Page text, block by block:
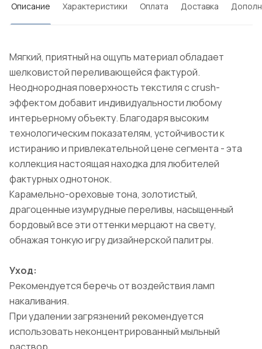
Описание Характеристики Оплата Доставка
Мягкий, приятный на ощупь материал обладает
шелковистой переливающейся фактурой.
Неоднородная поверхность текстиля с crush-
эффектом добавит индивидуальности любому
интерьерному объекту. Благодаря высоким
технологическим показателям, устойчивости к
истиранию и привлекательной цене сегмента - эта
коллекция настоящая находка для любителей
фактурных однотонок.
Карамельно-ореховые тона, золотистый,
драгоценные изумрудные переливы, насыщенный
бордовый все эти оттенки мерцают на свету,
обнажая тонкую игру дизайнерской палитры.
Уход:
Рекомендуется беречь от воздействия ламп
накаливания.
При удалении загрязнений рекомендуется
использовать неконцентрированный мыльный